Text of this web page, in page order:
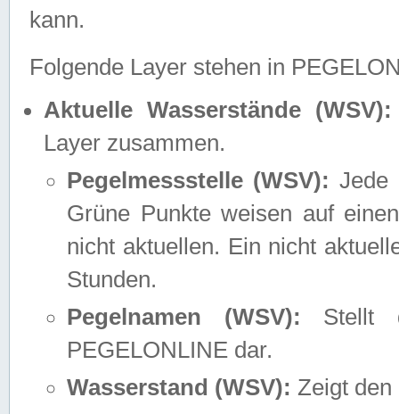
kann.
Folgende Layer stehen in
Aktuelle Wasserstände (WSV):
Layer zusammen.
Pegelmessstelle (WSV): Jede
Grüne Punkte weisen auf
nicht aktuellen. Ein nicht
Stunden.
Pegelnamen (WSV): Stellt
PEGELONLINE dar.
Wasserstand (WSV): Zeigt den